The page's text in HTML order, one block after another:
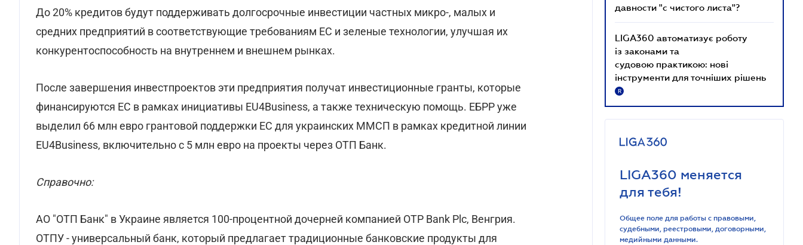
До 20% кредитов будут поддерживать долгосрочные инвестиции частных микро-, малых и
средних предприятий в соответствующие требованиям ЕС и зеленые технологии, улучшая их
конкурентоспособность на внутреннем и внешнем рынках.
После завершения инвестпроектов эти предприятия получат инвестиционные гранты, которые
финансируются ЕС в рамках инициативы EU4Business, а также техническую помощь. ЕБРР уже
выделил 66 млн евро грантовой поддержки ЕС для украинских ММСП в рамках кредитной линии
EU4Business, включительно с 5 млн евро на проекты через ОТП Банк.
Справочно:
АО "ОТП Банк" в Украине является 100-процентной дочерней компанией OTP Bank Plc, Венгрия.
ОТПУ - универсальный банк, который предлагает традиционные банковские продукты для
давности "с чистого листа"?
LIGA360 автоматизує роботу
із законами та
судовою практикою: нові
інструменти для точніших рішень
R
LIGA360 меняется
для тебя!
Общее поле для работы с правовыми,
судебными, реестровыми, договорными,
медийными данными.